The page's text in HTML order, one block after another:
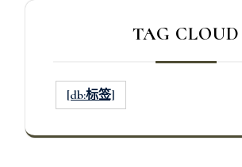
TAG CLOUD
[db:标签]